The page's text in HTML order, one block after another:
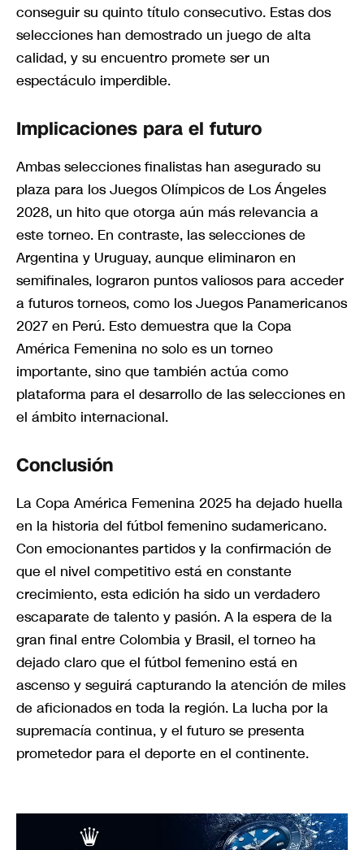
conseguir su quinto título consecutivo. Estas dos
selecciones han demostrado un juego de alta
calidad, y su encuentro promete ser un
espectáculo imperdible.
Implicaciones para el futuro
Ambas selecciones finalistas han asegurado su
plaza para los Juegos Olímpicos de Los Ángeles
2028, un hito que otorga aún más relevancia a
este torneo. En contraste, las selecciones de
Argentina y Uruguay, aunque eliminaron en
semifinales, lograron puntos valiosos para acceder
a futuros torneos, como los Juegos Panamericanos
2027 en Perú. Esto demuestra que la Copa
América Femenina no solo es un torneo
importante, sino que también actúa como
plataforma para el desarrollo de las selecciones en
el ámbito internacional.
Conclusión
La Copa América Femenina 2025 ha dejado huella
en la historia del fútbol femenino sudamericano.
Con emocionantes partidos y la confirmación de
que el nivel competitivo está en constante
crecimiento, esta edición ha sido un verdadero
escaparate de talento y pasión. A la espera de la
gran final entre Colombia y Brasil, el torneo ha
dejado claro que el fútbol femenino está en
ascenso y seguirá capturando la atención de miles
de aficionados en toda la región. La lucha por la
supremacía continua, y el futuro se presenta
prometedor para el deporte en el continente.